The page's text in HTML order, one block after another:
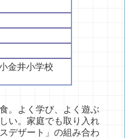
金井小学校
。よく学び、よく遊ぶ
い。家庭でも取り入れ
デザート」の組み合わ